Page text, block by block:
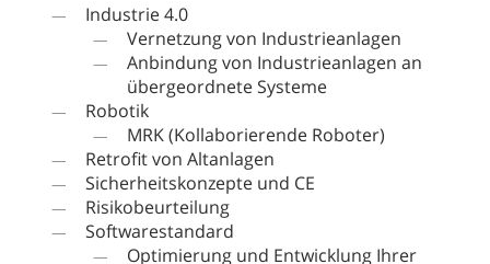
Industrie 4.0
Vernetzung von Industrieanlagen
Anbindung von Industrieanlagen an
übergeordnete Systeme
Robotik
MRK (Kollaborierende Roboter)
Retrofit von Altanlagen
Sicherheitskonzepte und CE
Risikobeurteilung
Softwarestandard
Optimierung und Entwicklung Ihrer